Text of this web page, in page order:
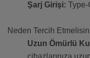
Şarj Girişi:
Neden Tercih
Uzun Ömürlü
cihazlarınıza